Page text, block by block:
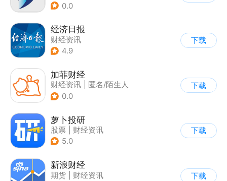
0.0
经济日报
财经资讯
4.9
下载
加菲财经
财经资讯
匿名/陌生人
0.0
下载
萝卜投研
股票
财经资讯
5.0
下载
新浪财经
期货
财经资讯
下载